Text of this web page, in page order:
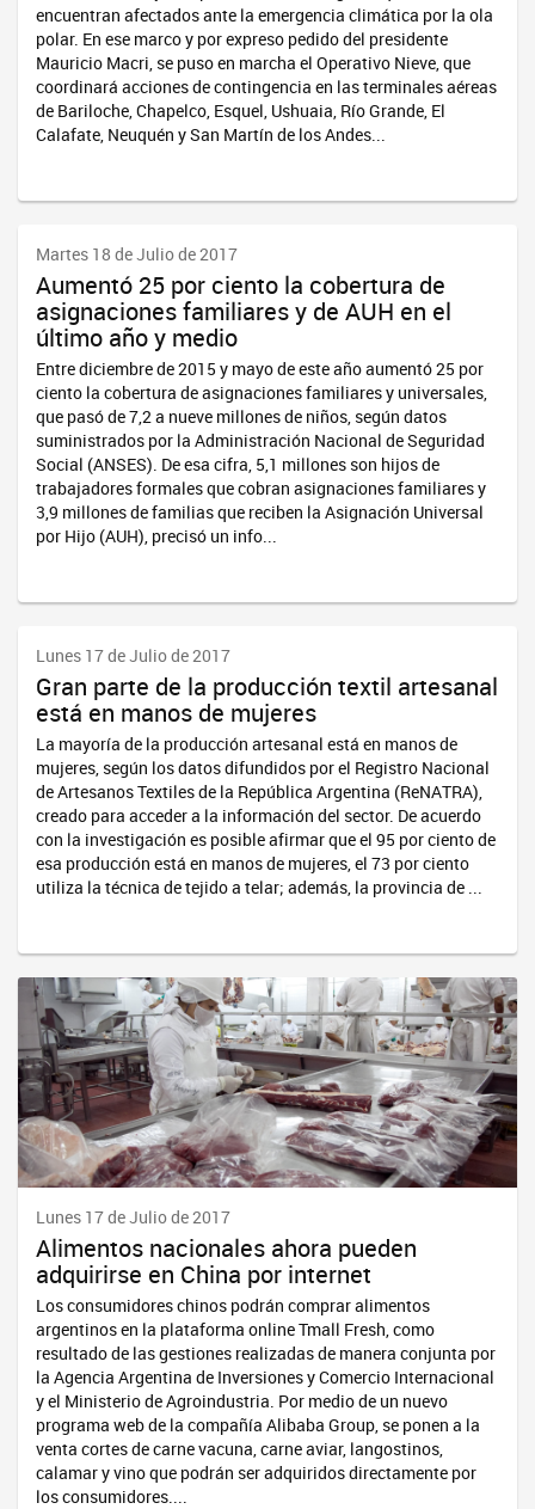
encuentran afectados ante la emergencia climática por la ola
polar. En ese marco y por expreso pedido del presidente
Mauricio Macri, se puso en marcha el Operativo Nieve, que
coordinará acciones de contingencia en las terminales aéreas
de Bariloche, Chapelco, Esquel, Ushuaia, Río Grande, El
Calafate, Neuquén y San Martín de los Andes...
Martes 18 de Julio de 2017
Aumentó 25 por ciento la cobertura de
asignaciones familiares y de AUH en el
último año y medio
Entre diciembre de 2015 y mayo de este año aumentó 25 por
ciento la cobertura de asignaciones familiares y universales,
que pasó de 7,2 a nueve millones de niños, según datos
suministrados por la Administración Nacional de Seguridad
Social (ANSES). De esa cifra, 5,1 millones son hijos de
trabajadores formales que cobran asignaciones familiares y
3,9 millones de familias que reciben la Asignación Universal
por Hijo (AUH), precisó un info...
Lunes 17 de Julio de 2017
Gran parte de la producción textil artesanal
está en manos de mujeres
La mayoría de la producción artesanal está en manos de
mujeres, según los datos difundidos por el Registro Nacional
de Artesanos Textiles de la República Argentina (ReNATRA),
creado para acceder a la información del sector. De acuerdo
con la investigación es posible afirmar que el 95 por ciento de
esa producción está en manos de mujeres, el 73 por ciento
utiliza la técnica de tejido a telar; además, la provincia de ...
Lunes 17 de Julio de 2017
Alimentos nacionales ahora pueden
adquirirse en China por internet
Los consumidores chinos podrán comprar alimentos
argentinos en la plataforma online Tmall Fresh, como
resultado de las gestiones realizadas de manera conjunta por
la Agencia Argentina de Inversiones y Comercio Internacional
y el Ministerio de Agroindustria. Por medio de un nuevo
programa web de la compañía Alibaba Group, se ponen a la
venta cortes de carne vacuna, carne aviar, langostinos,
calamar y vino que podrán ser adquiridos directamente por
los consumidores....